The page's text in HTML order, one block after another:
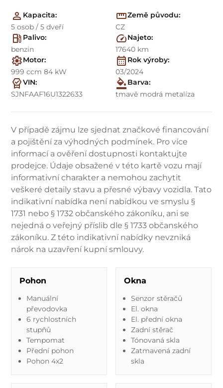
Kapacita:
5 osob / 5 dveří
Země původu:
CZ
Palivo:
benzin
Najeto:
17640 km
Motor:
999 ccm 84 kW
Rok výroby:
03/2024
VIN:
SJNFAAF16U1322633
Barva:
tmavě modrá metalíza
V případě zájmu lze sjednat značkové financování
a pojištění za výhodných podmínek. Pro více
informací a ověření dostupnosti kontaktujte
prodejce. Údaje obsažené v této kartě vozu mají
informativní charakter a nemohou zachytit
veškeré detaily stavu a přesné výbavy vozidla. Tato
indikativní nabídka není nabídkou ve smyslu §
1731 nebo § 1732 občanského zákoníku, ani se
nejedná o veřejný příslib dle § 1733 občanského
zákoníku. Z této indikativní nabídky nevzniká
nárok na uzavření kupní smlouvy.
Pohon
Manuální
převodovka
6 rychlostních
stupňů
Tempomat
Přední pohon
Pohon 4x2
Okna
Senzor stěračů
El. okna
El. přední okna
Zadní stěrač
Tónovaná skla
Zatmavená zadní
skla